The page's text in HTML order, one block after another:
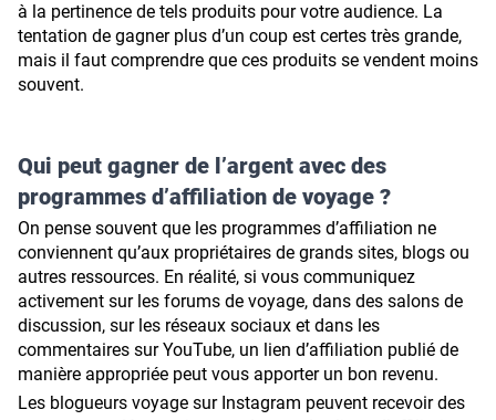
à la pertinence de tels produits pour votre audience. La
tentation de gagner plus d’un coup est certes très grande,
mais il faut comprendre que ces produits se vendent moins
souvent.
Qui peut gagner de l’argent avec des
programmes d’affiliation de voyage ?
On pense souvent que les programmes d’affiliation ne
conviennent qu’aux propriétaires de grands sites, blogs ou
autres ressources. En réalité, si vous communiquez
activement sur les forums de voyage, dans des salons de
discussion, sur les réseaux sociaux et dans les
commentaires sur YouTube, un lien d’affiliation publié de
manière appropriée peut vous apporter un bon revenu.
Les blogueurs voyage sur Instagram peuvent recevoir des